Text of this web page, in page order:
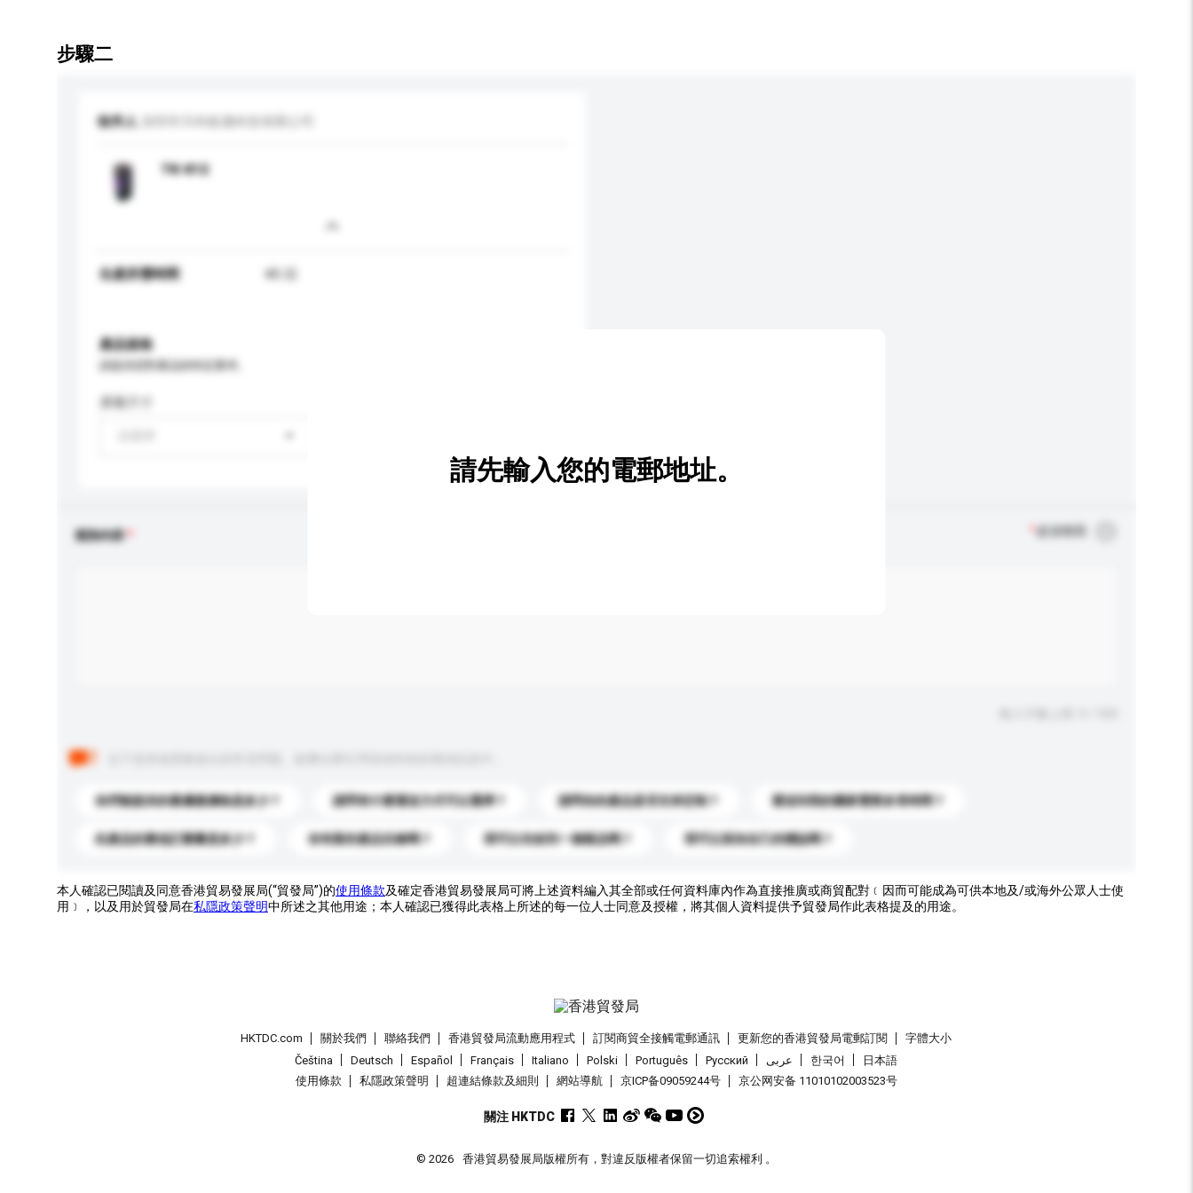
步驟二
收件人
TK-812
生產所需時間 45 日
產品規格
查詢內容
你們能提供的最優惠價格是多少？ 請問有什麼運送方式可以選擇？ 請問你的產品是否支持定制？ 運送到我的國家需要多長時間？
此產品的最低訂購量是多少？ 你有新的產品目錄嗎？ 我可以先收到一個樣品嗎？ 我可以添加自己的標誌嗎？
請先輸入您的電郵地址。
本人確認已閱讀及同意香港貿易發展局(“貿發局”)的使用條款及確定香港貿易發展局可將上述資料編入其全部或任何資料庫內作為直接推廣或商貿配對﹝因而可能成為可供本地及/或海外公眾人士使
用﹞，以及用於貿發局在私隱政策聲明中所述之其他用途；本人確認已獲得此表格上所述的每一位人士同意及授權，將其個人資料提供予貿發局作此表格提及的用途。
HKTDC.com 關於我們 聯絡我們 香港貿發局流動應用程式 訂閱商貿全接觸電郵通訊 更新您的香港貿發局電郵訂閱
字體大小
Čeština
Deutsch Español Français Italiano Polski Português Pусский عربى 한국어
日本語
使用條款
私隱政策聲明 超連結條款及細則 網站導航 京ICP备09059244号 京公网安备 11010102003523号
關注 HKTDC
© 2026 香港貿易發展局版權所有，對違反版權者保留一切追索權利 。